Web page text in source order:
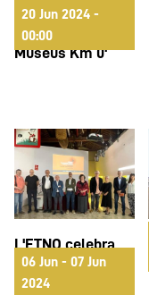
20 Jun 2024 -
00:00
L’ETNO inaugura
'Sostenibilitat.
Museus Km 0'
06 Jun - 07 Jun
2024
L'ETNO celebra
unas Jornadas
sobre museos y